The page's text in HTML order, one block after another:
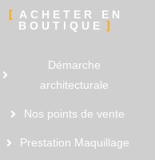
ACHETER EN
BOUTIQUE
Démarche
architecturale
Nos points de vente
Prestation Maquillage